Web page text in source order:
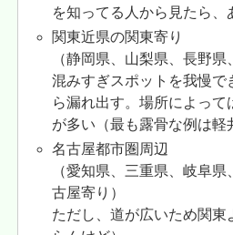
を知ってる人から見たら、
関東近県の関東寄り
（静岡県、山梨県、長野県
混みすぎスポットを我慢で
ら漏れ出す。場所によっ
が多い（最も露骨な例は軽
名古屋都市圏周辺
（愛知県、三重県、岐阜
古屋寄り）
ただし、道が広いため関東